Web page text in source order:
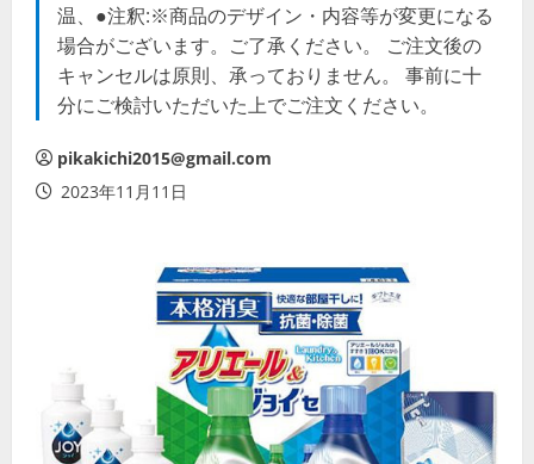
温、●注釈:※商品のデザイン・内容等が変更になる
場合がございます。ご了承ください。 ご注文後の
キャンセルは原則、承っておりません。 事前に十
分にご検討いただいた上でご注文ください。
pikakichi2015@gmail.com
2023年11月11日